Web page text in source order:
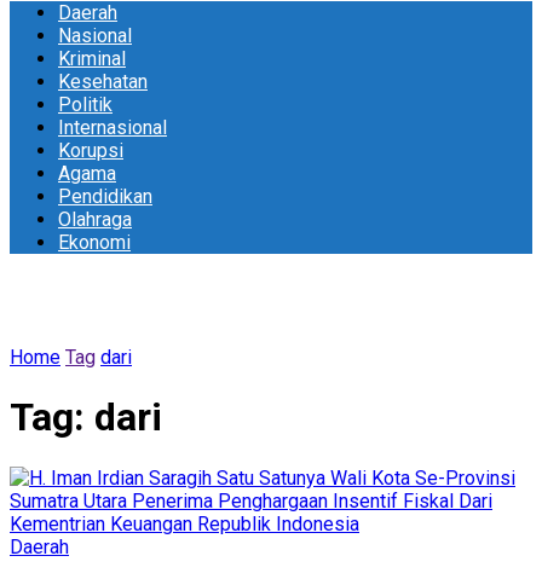
Daerah
Nasional
Kriminal
Kesehatan
Politik
Internasional
Korupsi
Agama
Pendidikan
Olahraga
Ekonomi
Home Tag dari
Tag: dari
Daerah